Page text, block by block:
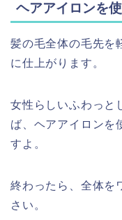
ヘアアイロンを
髪の毛全体の毛先を
に仕上がります。
女性らしいふわっと
ば、ヘアアイロンを
すよ。
終わったら、全体を
さい。